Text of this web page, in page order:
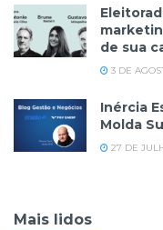
de sua
3 DE
Inércia
Molda
27 DE
Mais lidos